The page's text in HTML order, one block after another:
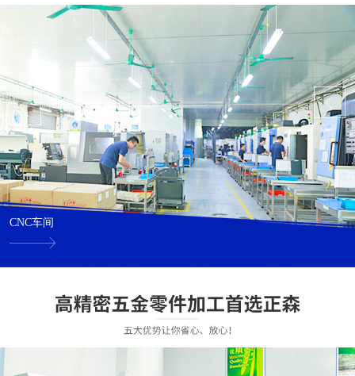
CNC车间